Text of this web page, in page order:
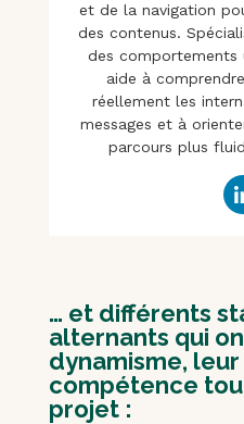
et de la navigation
des contenus.
des comportements
aide à
réellement les
messages et à
parcours plus
… et différents
alternants qui
dynamisme,
compétence
projet :